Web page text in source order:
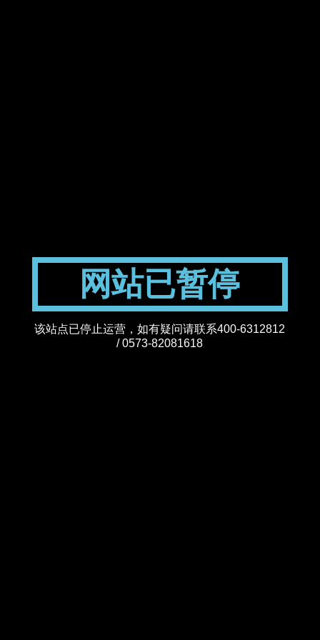
网站已暂停
该站点已停止运营，如有疑问请联系400-6312812
/ 0573-82081618